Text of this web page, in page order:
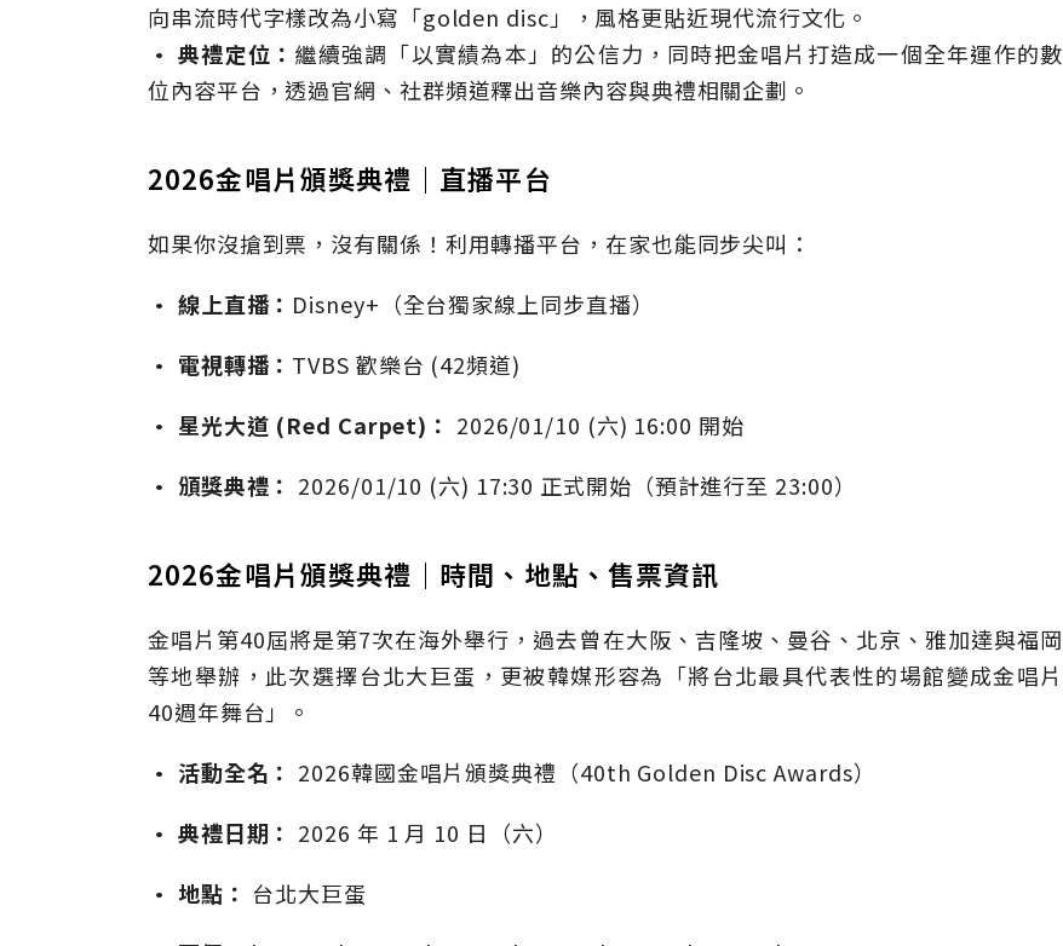
向串流時代字樣改為小寫「golden disc」，風格更貼近現代流行文化。
• 典禮定位： 繼續強調「以實績為本」的公信力，同時把金唱片打造成一個全年運作的數
位內容平台，透過官網、社群頻道釋出音樂內容與典禮相關企劃。
2026金唱片頒獎典禮｜直播平台
如果你沒搶到票，沒有關係！利用轉播平台，在家也能同步尖叫：
• 線上直播： Disney+（全台獨家線上同步直播）
• 電視轉播： TVBS 歡樂台 (42頻道)
• 星光大道 (Red Carpet)： 2026/01/10 (六) 16:00 開始
• 頒獎典禮： 2026/01/10 (六) 17:30 正式開始（預計進行至 23:00）
2026金唱片頒獎典禮｜時間、地點、售票資訊
金唱片第40屆將是第7次在海外舉行，過去曾在大阪、吉隆坡、曼谷、北京、雅加達與福岡
等地舉辦，此次選擇台北大巨蛋，更被韓媒形容為「將台北最具代表性的場館變成金唱片
40週年舞台」。
• 活動全名： 2026韓國金唱片頒獎典禮（40th Golden Disc Awards）
• 典禮日期： 2026 年 1 月 10 日（六）
• 地點： 台北大巨蛋